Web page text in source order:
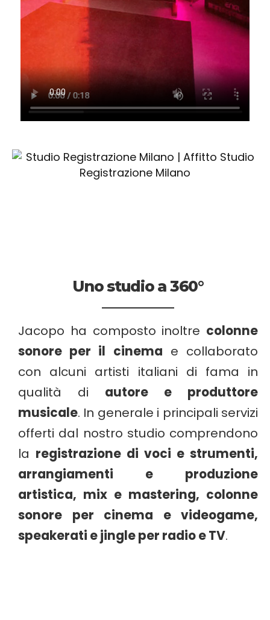
Uno studio a 360°
Jacopo ha composto inoltre colonne
sonore per il cinema e collaborato
con alcuni artisti italiani di fama in
qualità di autore e produttore
musicale. In generale i principali servizi
offerti dal nostro studio comprendono
la registrazione di voci e strumenti,
arrangiamenti e produzione
artistica, mix e mastering, colonne
sonore per cinema e videogame,
speakerati e jingle per radio e TV.